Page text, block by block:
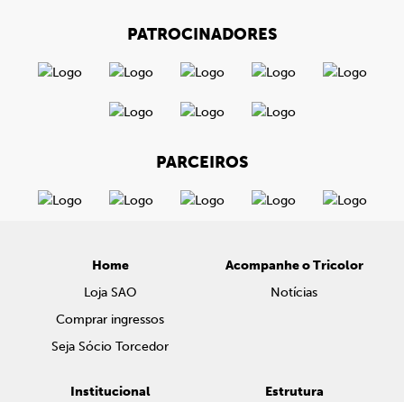
PATROCINADORES
PARCEIROS
Home
Loja SAO
Comprar ingressos
Seja Sócio Torcedor
Acompanhe o Tricolor
Notícias
Institucional
Estrutura